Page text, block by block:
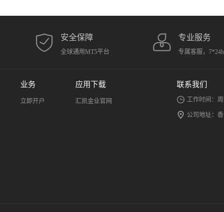
安全保障
全球通用MT5平台
专业服务
专属客服，
业务
立即开户
应用下载
汇凯金业官网
联系我们
工作时间：
公司地址：